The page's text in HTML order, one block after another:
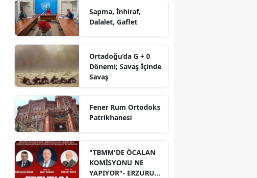
Sapma, İnhiraf,
Dalalet, Gaflet
Ortadoğu’da G + 0
Dönemi; Savaş İçinde
Savaş
Fener Rum Ortodoks
Patrikhanesi
"TBMM'DE ÖCALAN
KOMİSYONU NE
YAPIYOR"- ERZURUM